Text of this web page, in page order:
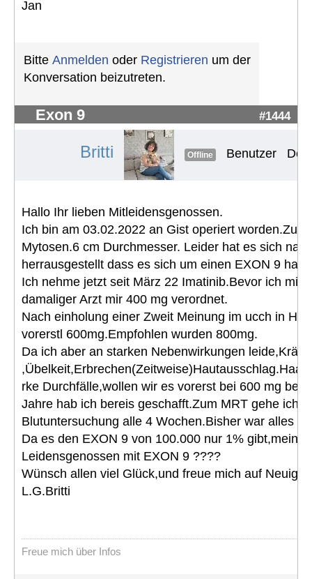
Jan
Bitte Anmelden oder Registrieren um der
Konversation beizutreten.
Exon 9 #1444
Britti Offline Benutzer Der
Hallo Ihr lieben Mitleidensgenossen.
Ich bin am 03.02.2022 an Gist operiert
Mytosen.6 cm Durchmesser. Leider hat es sich
herrausgestellt dass es sich um einen EXON 9
Ich nehme jetzt seit März 22 Imatinib.Bevor ich mir
damaliger Arzt mir 400 mg verordnet.
Nach einholung einer Zweit Meinung im ucch in
vorerstl 600mg.Empfohlen wurden 800mg.
Da ich aber an starken Nebenwirkungen
rke Durchfälle,wollen wir es vorerst bei 600 mg
Jahre hab ich bereis geschafft.Zum MRT gehe ich
Blutuntersuchung alle 4 Wochen.Bisher war alles
Da es den EXON 9 von 100.000 nur 1% gibt,meine
Leidensgenossen mit EXON 9 ????
Wünsch allen viel Glück,und freue mich auf
L.G.Britti
Freue mich über Infos